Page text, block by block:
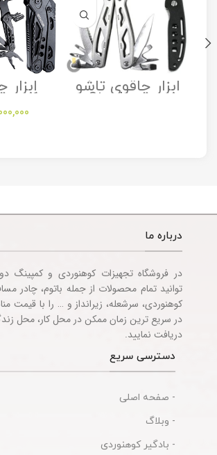
ابزار چاقوی تاشو
مدل Stanley
ابزار
درباره ما
در فروشگاه تجهیزات کوهنوردی و کمپینگ
توانید تمام محصولات از جمله باتوم، چادر
کوهنوردی، سرشعله، زیرانداز و … را با قیمت
در سریع ترین زمان ممکن در محل کار، محل
دریافت نمایید.
دسترسی سریع
- صفحه اصلی
- وبلاگ
- بادگیر کوهنوردی